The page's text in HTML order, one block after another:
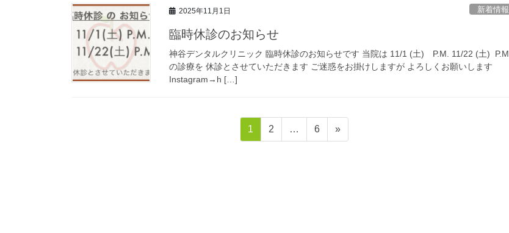
2025年11月1日 新着情報
臨時休診のお知らせ
神谷デンタルクリニック 臨時休診のお知らせです 当院は 11/1 (土) P.M. 11/22 (土) P.M.
の診療を 休診とさせていただきます ご迷惑をお掛けしますが よろしくお願いします
Instagram→h […]
固
定
1
固
定
2 …
固
定
6 »